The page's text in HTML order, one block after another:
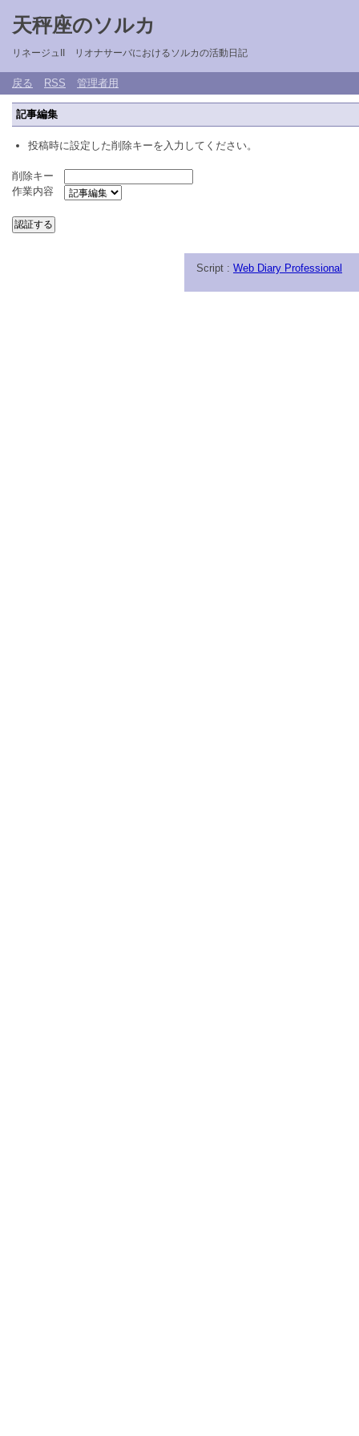
天秤座のソルカ
リネージュII リオナサーバにおけるソルカの活動日記
戻る RSS 管理者用
記事編集
投稿時に設定した削除キーを入力してください。
削除キー
作業内容
Script : Web Diary Professional